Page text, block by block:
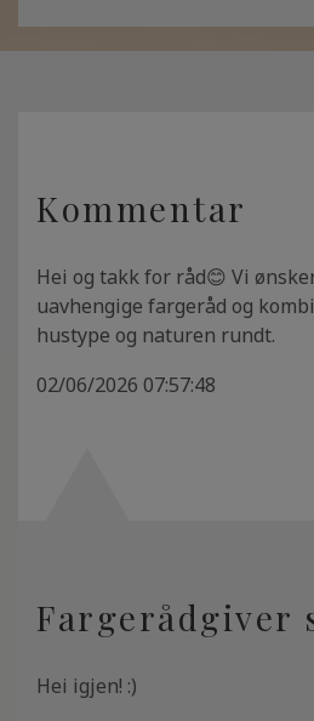
Kommentar
Hei og takk for råd😊 Vi
uavhengige fargeråd og
hustype og naturen rundt.
02/06/2026 07:57:48
Fargerådgiver
Hei igjen! :)